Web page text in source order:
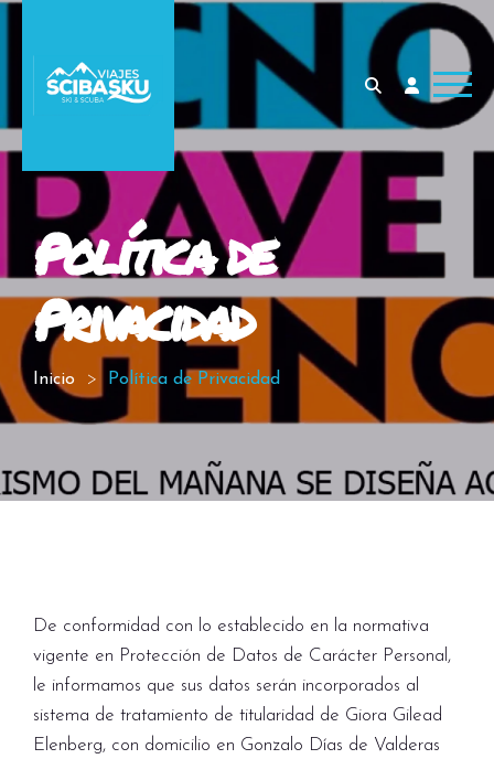
Política de
Privacidad
Inicio Política de Privacidad
De conformidad con lo establecido en la normativa
vigente en Protección de Datos de Carácter Personal,
le informamos que sus datos serán incorporados al
sistema de tratamiento de titularidad de Giora Gilead
Elenberg, con domicilio en Gonzalo Días de Valderas